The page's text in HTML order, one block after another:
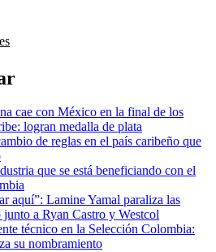
cae con México en la final de los
logran medalla de plata
de reglas en el país caribeño que
que se está beneficiando con el
aquí”: Lamine Yamal paraliza las
a Ryan Castro y Westcol
técnico en la Selección Colombia:
su nombramiento